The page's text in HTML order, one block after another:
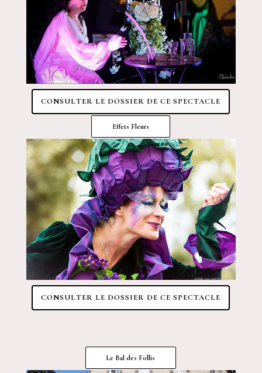
CONSULTER LE DOSSIER DE CE SPECTACLE
Effets Fleurs
CONSULTER LE DOSSIER DE CE SPECTACLE
Le Bal des Follis